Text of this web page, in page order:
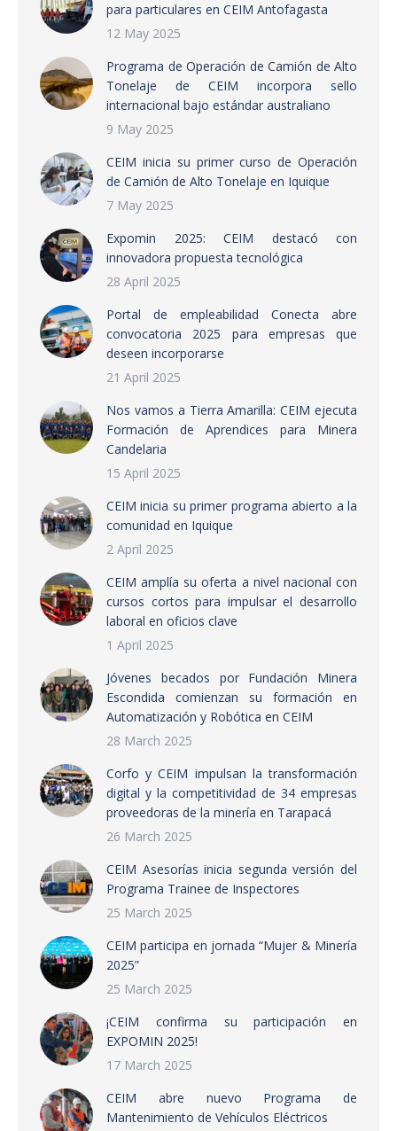
para particulares en CEIM Antofagasta
12 May 2025
Programa de Operación de Camión de Alto
Tonelaje de CEIM incorpora sello
internacional bajo estándar australiano
9 May 2025
CEIM inicia su primer curso de Operación
de Camión de Alto Tonelaje en Iquique
7 May 2025
Expomin 2025: CEIM destacó con
innovadora propuesta tecnológica
28 April 2025
Portal de empleabilidad Conecta abre
convocatoria 2025 para empresas que
deseen incorporarse
21 April 2025
Nos vamos a Tierra Amarilla: CEIM ejecuta
Formación de Aprendices para Minera
Candelaria
15 April 2025
CEIM inicia su primer programa abierto a la
comunidad en Iquique
2 April 2025
CEIM amplía su oferta a nivel nacional con
cursos cortos para impulsar el desarrollo
laboral en oficios clave
1 April 2025
Jóvenes becados por Fundación Minera
Escondida comienzan su formación en
Automatización y Robótica en CEIM
28 March 2025
Corfo y CEIM impulsan la transformación
digital y la competitividad de 34 empresas
proveedoras de la minería en Tarapacá
26 March 2025
CEIM Asesorías inicia segunda versión del
Programa Trainee de Inspectores
25 March 2025
CEIM participa en jornada “Mujer & Minería
2025”
25 March 2025
¡CEIM confirma su participación en
EXPOMIN 2025!
17 March 2025
CEIM abre nuevo Programa de
Mantenimiento de Vehículos Eléctricos